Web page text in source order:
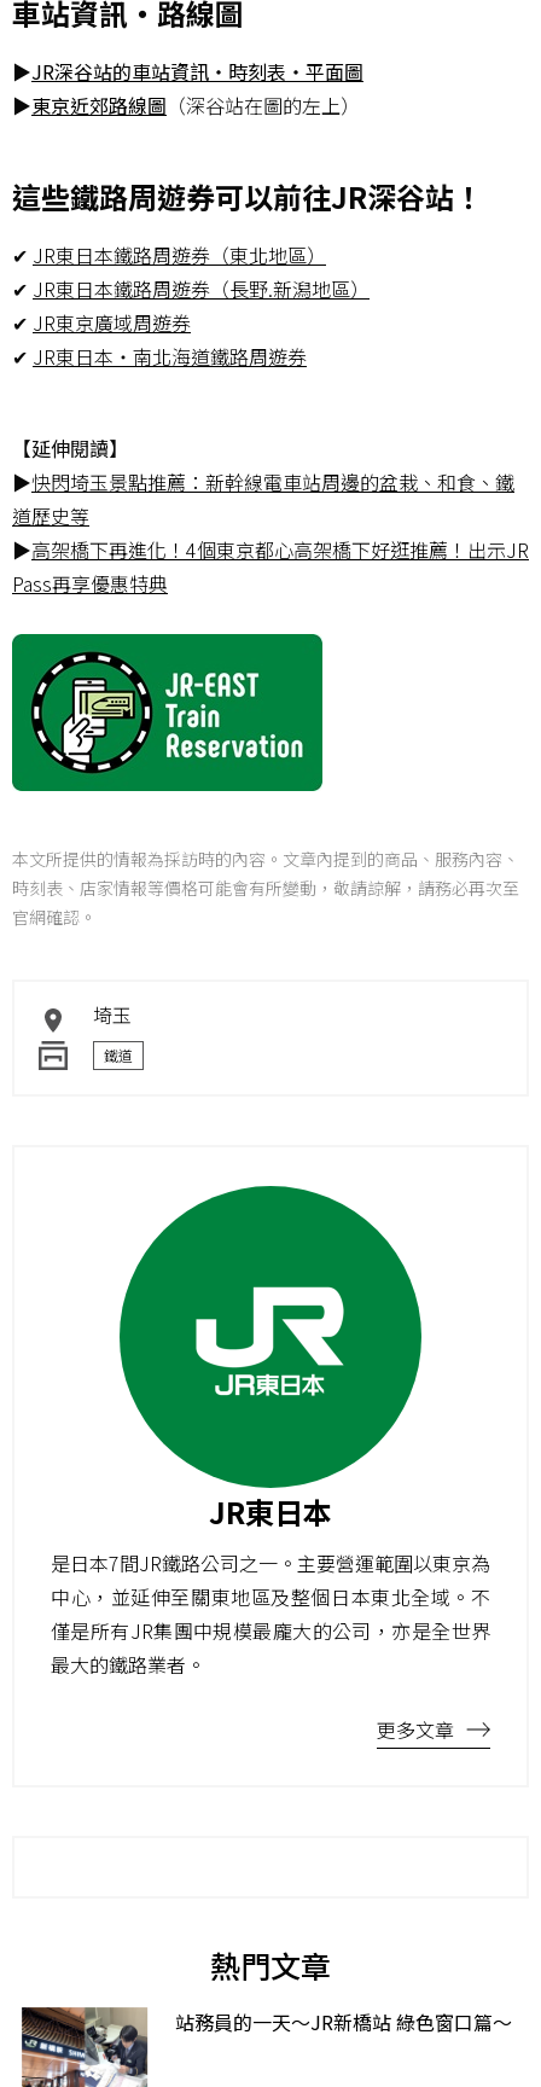
車站資訊・路線圖
▶JR深谷站的車站資訊・時刻表・平面圖
▶東京近郊路線圖 （深谷站在圖的左上）
這些鐵路周遊券可以前往JR深谷站！
✔ JR東日本鐵路周遊券（東北地區）
✔ JR東日本鐵路周遊券（長野.新潟地區）
✔ JR東京廣域周遊券
✔ JR東日本・南北海道鐵路周遊券
【延伸閱讀】
▶快閃埼玉景點推薦：新幹線電車站周邊的盆栽、和食、鐵
道歷史等
▶高架橋下再進化！4個東京都心高架橋下好逛推薦！出示JR
Pass再享優惠特典
本文所提供的情報為採訪時的內容。文章內提到的商品、服務內容、
時刻表、店家情報等價格可能會有所變動，敬請諒解，請務必再次至
官網確認。
埼玉
鐵道
JR東日本
是日本7間JR鐵路公司之一。主要營運範圍以東京為
中心，並延伸至關東地區及整個日本東北全域。不
僅是所有JR集團中規模最龐大的公司，亦是全世界
最大的鐵路業者。
更多文章
熱門文章
站務員的一天～JR新橋站 綠色窗口篇～